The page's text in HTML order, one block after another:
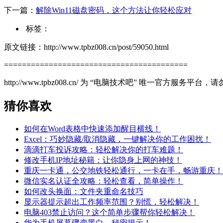
下一篇： 解除Win11磁盘密码，这个方法让你轻松应对
标签：
原文链接：http://www.tpbz008.cn/post/59050.html
=========================================
http://www.tpbz008.cn/ 为 “电脑技术吧” 唯一官方服务平台，请
猜你喜欢
如何在Word表格中快速添加醒目横线！
Excel：巧妙隐藏/取消隐藏，一键解决你的工作困扰！
滴滴打车投诉攻略：轻松解决你的打车难题！
修改手机IP地址秘籍：让你隐身上网的神技！
重庆一卡通，公交地铁轻松通行，一卡在手，畅游重庆！
微信实名认证全攻略：轻松查看，简单操作！
如何改头换面：文件夹重命名技巧
显示器提示超出工作频率范围？别慌，轻松解决！
电脑403禁止访问？这个简单步骤帮你轻松解决！